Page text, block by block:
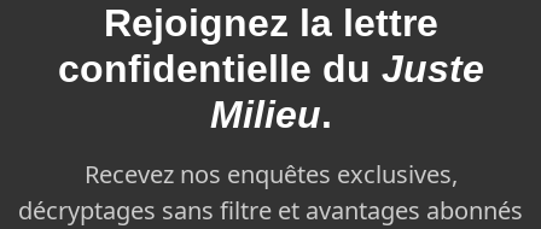
Rejoignez la lettre
confidentielle du Juste
Milieu.
Recevez nos enquêtes exclusives,
décryptages sans filtre et avantages abonnés